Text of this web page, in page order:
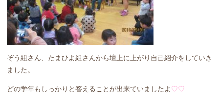
ぞう組さん、たまひよ組さんから壇上に上がり自己紹介をしていき
ました。
どの学年もしっかりと答えることが出来ていましたよ ♡♡